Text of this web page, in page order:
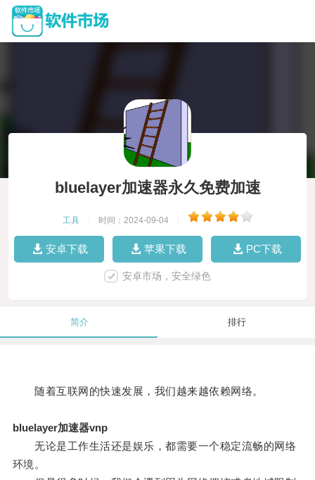
bluelayer加速器永久免费加速
工具 时间：2024-09-04
安卓下载 苹果下载 PC下载
安卓市场，安全绿色
简介 排行
随着互联网的快速发展，我们越来越依赖网络。
bluelayer加速器vnp
无论是工作生活还是娱乐，都需要一个稳定流畅的网络
环境。